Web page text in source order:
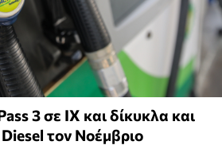
3 σε ΙΧ και δίκυκλα και
τον Νοέμβριο